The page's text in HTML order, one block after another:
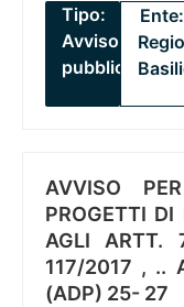
Tipo:
Avviso
pubblico
Ente:
AVVISO
PROGETTI DI
AGLI
117/2017 , ..
(ADP) 25- 27